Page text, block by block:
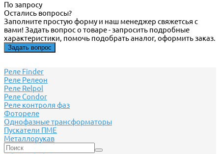
По запросу
Остались вопросы?
Заполните простую форму и наш менеджер свяжетсья с
вами! Задать вопрос о товаре - запросить подробные
характеристики, помочь подобрать аналог, оформить заказ.
Задать вопрос
Реле Finder
Реле Релеон
Реле Relpol
Реле Сondor
Реле контроля фаз
Фотореле
Однофазные трансформаторы
Пускатели ПМЕ
Металлорукав